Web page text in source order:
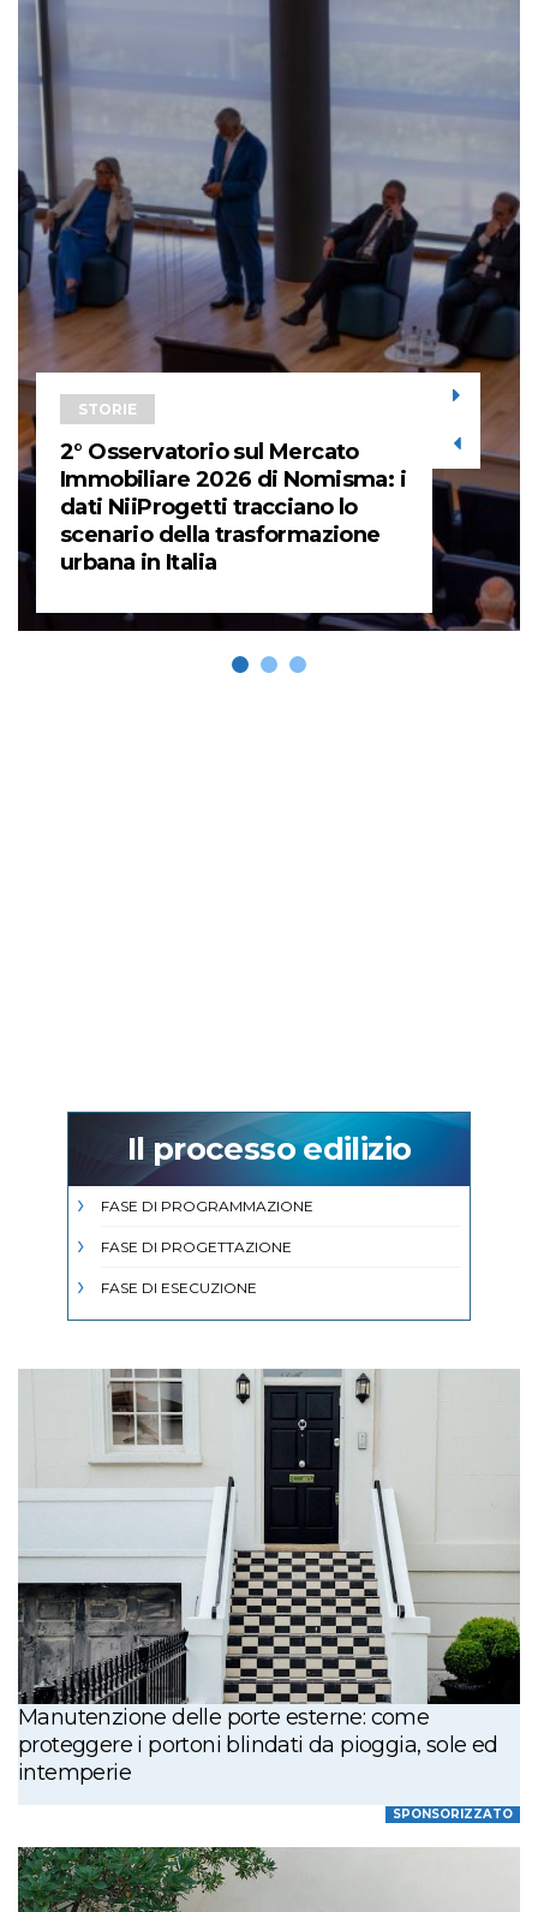
STORIE
2° Osservatorio sul Mercato
Immobiliare 2026 di Nomisma: i
dati NiiProgetti tracciano lo
scenario della trasformazione
urbana in Italia
Il processo edilizio
FASE DI PROGRAMMAZIONE
FASE DI PROGETTAZIONE
FASE DI ESECUZIONE
Manutenzione delle porte esterne: come
proteggere i portoni blindati da pioggia, sole ed
intemperie
SPONSORIZZATO